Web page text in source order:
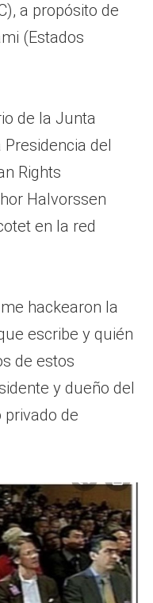
a propósito de
(Estados
de la Junta
del
Rights
Halvorssen
en la red
hackearon la
escribe y quién
de estos
y dueño del
privado de